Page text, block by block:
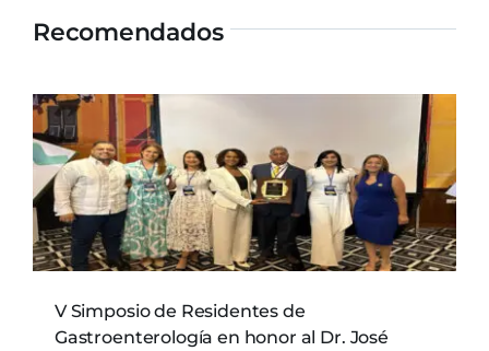
Recomendados
V Simposio de Residentes de
Gastroenterología en honor al Dr. José